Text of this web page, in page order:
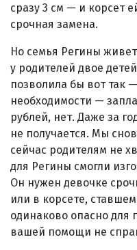
сразу 3 см — и корсет
срочная замена.
Но семья Регины
у родителей двое
позволила бы вот так
необходимости —
рублей, нет. Даже за
не получается. Мы
сейчас родителям не
для Регины смогли
Он нужен девочке
или в корсете,
одинаково опасно для
вашей помощи не